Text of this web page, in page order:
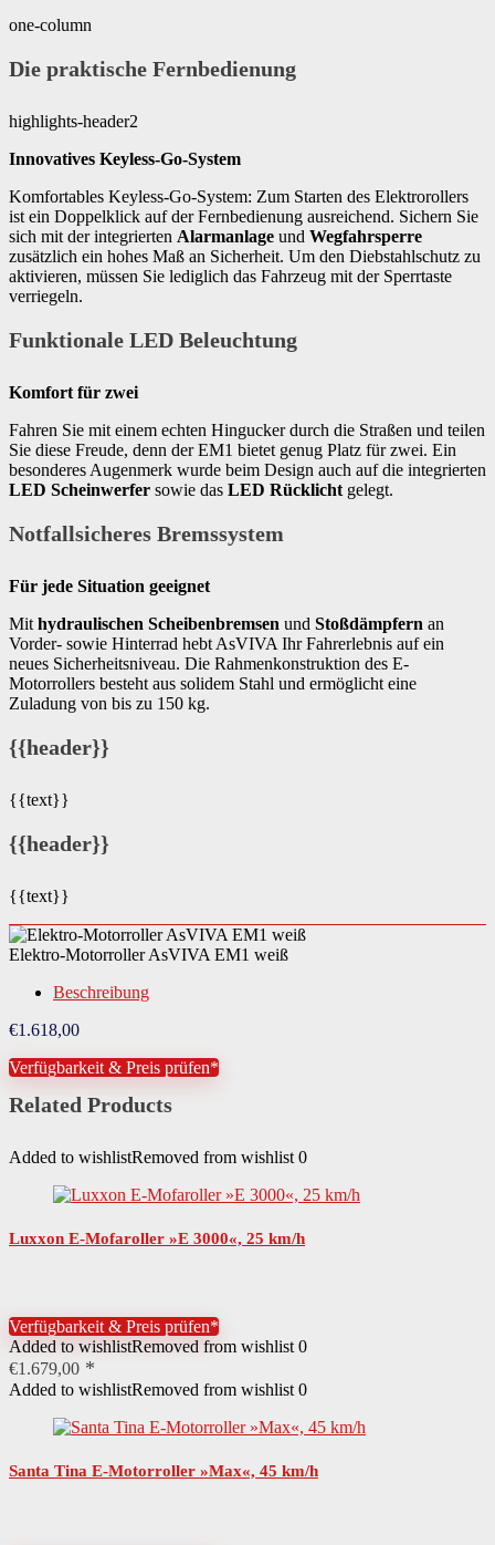
one-column
Die praktische Fernbedienung
highlights-header2
Innovatives Keyless-Go-System
Komfortables Keyless-Go-System: Zum Starten des Elektrorollers
ist ein Doppelklick auf der Fernbedienung ausreichend. Sichern Sie
sich mit der integrierten Alarmanlage und Wegfahrsperre
zusätzlich ein hohes Maß an Sicherheit. Um den Diebstahlschutz zu
aktivieren, müssen Sie lediglich das Fahrzeug mit der Sperrtaste
verriegeln.
Funktionale LED Beleuchtung
Komfort für zwei
Fahren Sie mit einem echten Hingucker durch die Straßen und teilen
Sie diese Freude, denn der EM1 bietet genug Platz für zwei. Ein
besonderes Augenmerk wurde beim Design auch auf die integrierten
LED Scheinwerfer sowie das LED Rücklicht gelegt.
Notfallsicheres Bremssystem
Für jede Situation geeignet
Mit hydraulischen Scheibenbremsen und Stoßdämpfern an
Vorder- sowie Hinterrad hebt AsVIVA Ihr Fahrerlebnis auf ein
neues Sicherheitsniveau. Die Rahmenkonstruktion des E-
Motorrollers besteht aus solidem Stahl und ermöglicht eine
Zuladung von bis zu 150 kg.
{{header}}
{{text}}
{{header}}
{{text}}
Elektro-Motorroller AsVIVA EM1 weiß
Beschreibung
€1.618,00
Verfügbarkeit & Preis prüfen*
Related Products
Added to wishlistRemoved from wishlist 0
Luxxon E-Mofaroller »E 3000«, 25 km/h
Verfügbarkeit & Preis prüfen*
Added to wishlistRemoved from wishlist 0
€1.679,00
Added to wishlistRemoved from wishlist 0
Santa Tina E-Motorroller »Max«, 45 km/h